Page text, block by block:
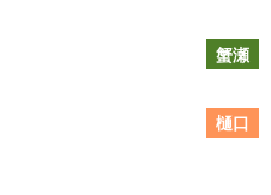
蟹瀬
樋口